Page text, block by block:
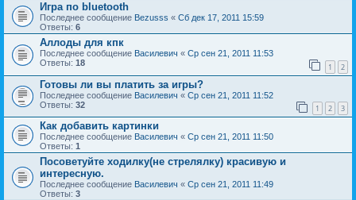
Игра по bluetooth
Последнее сообщение Bezusss « Сб дек 17, 2011 15:59
Ответы: 6
Аллоды для кпк
Последнее сообщение Василевич « Ср сен 21, 2011 11:53
Ответы: 18 1 2
Готовы ли вы платить за игры?
Последнее сообщение Василевич « Ср сен 21, 2011 11:52
Ответы: 32 1 2 3
Как добавить картинки
Последнее сообщение Василевич « Ср сен 21, 2011 11:50
Ответы: 1
Посоветуйте ходилку(не стрелялку) красивую и
интересную.
Последнее сообщение Василевич « Ср сен 21, 2011 11:49
Ответы: 3